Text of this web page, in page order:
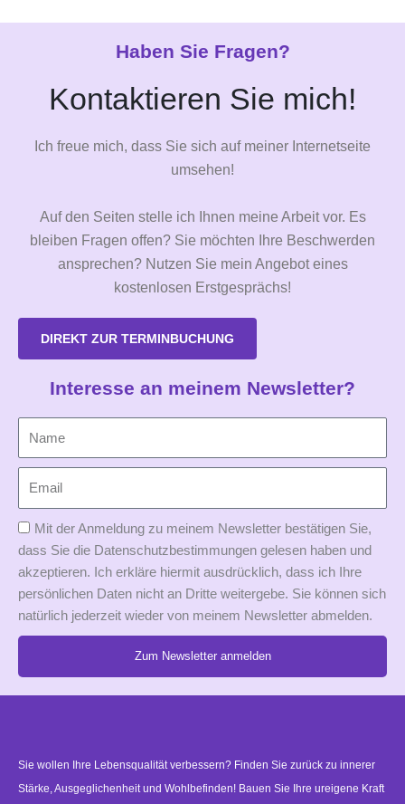
Haben Sie Fragen?
Kontaktieren Sie mich!
Ich freue mich, dass Sie sich auf meiner Internetseite
umsehen!
Auf den Seiten stelle ich Ihnen meine Arbeit vor. Es
bleiben Fragen offen? Sie möchten Ihre Beschwerden
ansprechen? Nutzen Sie mein Angebot eines
kostenlosen Erstgesprächs!
DIREKT ZUR TERMINBUCHUNG
Interesse an meinem Newsletter?
Mit der Anmeldung zu meinem Newsletter bestätigen Sie,
dass Sie die Datenschutzbestimmungen gelesen haben und
akzeptieren. Ich erkläre hiermit ausdrücklich, dass ich Ihre
persönlichen Daten nicht an Dritte weitergebe. Sie können sich
natürlich jederzeit wieder von meinem Newsletter abmelden.
Zum Newsletter anmelden
Sie wollen Ihre Lebensqualität verbessern? Finden Sie zurück zu innerer
Stärke, Ausgeglichenheit und Wohlbefinden! Bauen Sie Ihre ureigene Kraft